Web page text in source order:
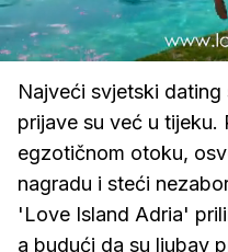
Upali
zvuk
/
Najveći svjetski
prijave su već u tijeku.
egzotičnom otoku,
nagradu i steći
'Love Island Adria'
a budući da su ljubav